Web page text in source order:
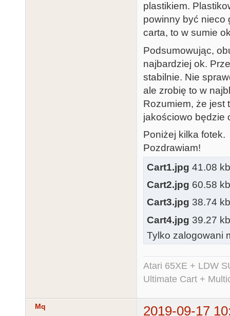
plastikiem.
powinny być nieco
carta, to w sumie
Podsumowując,
najbardziej ok.
stabilnie. Nie
ale zrobię to w
Rozumiem, że jest
jakościowo będzie
Poniżej kilka fotek.
Pozdrawiam!
Cart1.jpg 41.08
Cart2.jpg 60.58
Cart3.jpg 38.74
Cart4.jpg 39.27
Tylko zalogowani
Atari 65XE + LDW
Ultimate Cart +
Mq 2019-09-17